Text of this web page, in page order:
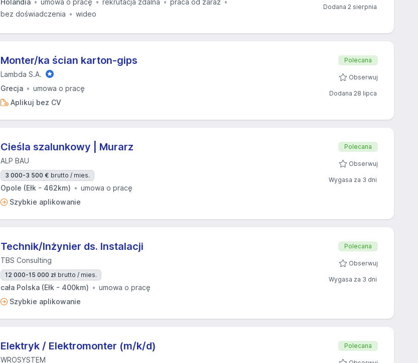
Holandia
umowa o pracę rekrutacja zdalna
praca od zaraz
bez doświadczenia
wideo
Dodana 2 sierpnia
Monter/ka ścian karton-gips
Lambda S.A.
Grecja
umowa o pracę
Aplikuj bez CV
Polecana
Obserwuj
Dodana 28 lipca
Cieśla szalunkowy | Murarz
ALP BAU
3 000-3 500 € brutto / mies.
Opole (Ełk - 462km)
umowa o pracę
Szybkie aplikowanie
Polecana
Obserwuj
Wygasa za 3 dni
Technik/Inżynier ds. Instalacji
TBS Consulting
12 000-15 000 zł brutto / mies.
cała Polska (Ełk - 400km)
umowa o pracę
Szybkie aplikowanie
Polecana
Obserwuj
Wygasa za 3 dni
Elektryk / Elektromonter (m/k/d)
WROSYSTEM
Polecana